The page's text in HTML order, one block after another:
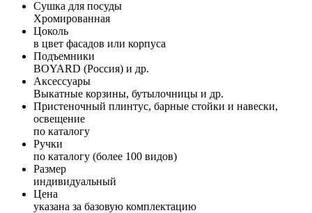
Сушка для посуды
Хромированная
Цоколь
в цвет фасадов или корпуса
Подъемники
BOYARD (Россия) и др.
Аксессуары
Выкатные корзины, бутылочницы и др.
Пристеночный плинтус, барные стойки и навески,
освещение
по каталогу
Ручки
по каталогу (более 100 видов)
Размер
индивидуальный
Цена
указана за базовую комплектацию